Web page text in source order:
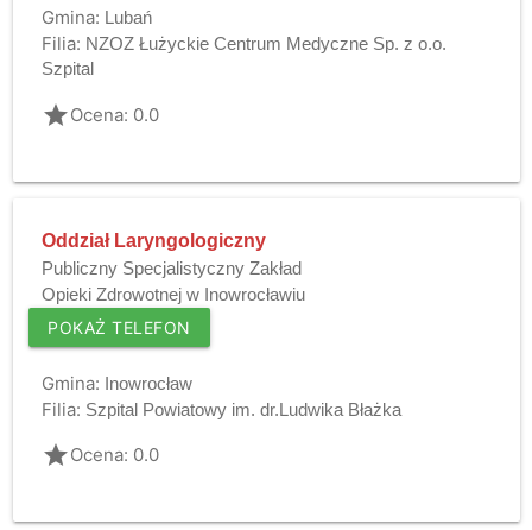
Gmina: Lubań
Filia: NZOZ Łużyckie Centrum Medyczne Sp. z o.o.
Szpital
gradeOcena: 0.0
Oddział Laryngologiczny
Publiczny Specjalistyczny Zakład
Opieki Zdrowotnej w Inowrocławiu
POKAŻ TELEFON
Gmina: Inowrocław
Filia: Szpital Powiatowy im. dr.Ludwika Błażka
gradeOcena: 0.0